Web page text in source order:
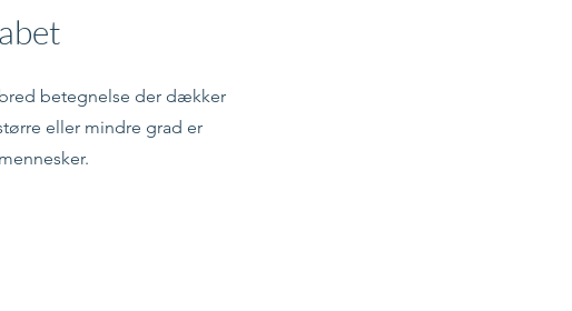
betegnelse der dækker
eller mindre grad er